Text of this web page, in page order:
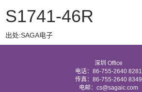
S1741-46R
出处:SAGA电子
深圳 Office
电话：86-755-2640 8281
传真：86-755-2640 8349
电邮：cs@sagaic.com